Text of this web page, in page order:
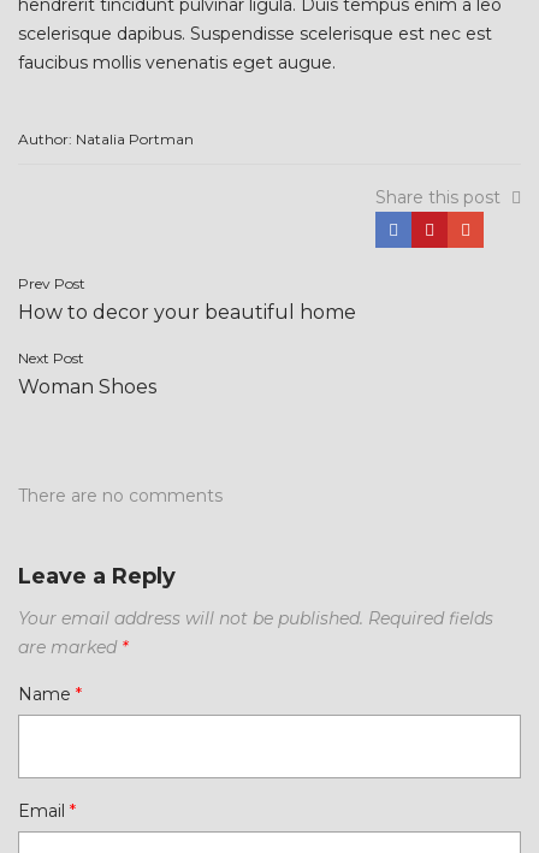
hendrerit tincidunt pulvinar ligula. Duis tempus enim a leo
scelerisque dapibus. Suspendisse scelerisque est nec est
faucibus mollis venenatis eget augue.
Author: Natalia Portman
Share this post
Post
navigation
Prev Post
How to decor your beautiful home
Next Post
Woman Shoes
There are no comments
Leave a Reply
Your email address will not be published. Required fields
are marked *
Name *
Email *